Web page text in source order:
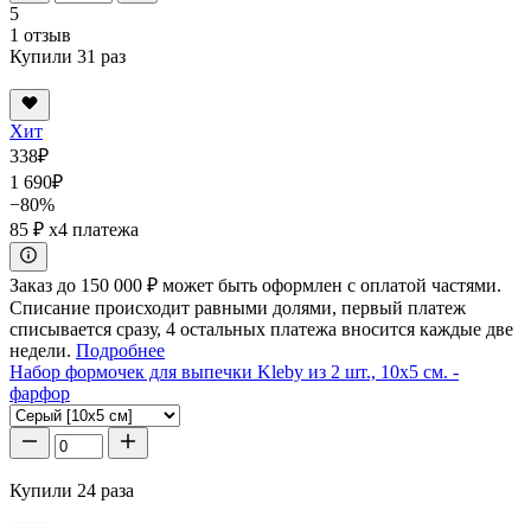
5
1 отзыв
Купили 31 раз
Хит
338₽
1 690₽
−80%
85 ₽ x4 платежа
Заказ до 150 000 ₽ может быть оформлен с оплатой частями.
Списание происходит равными долями, первый платеж
списывается сразу, 4 остальных платежа вносится каждые две
недели. Подробнее
Набор формочек для выпечки Kleby из 2 шт., 10x5 см. -
фарфор
Купили 24 раза